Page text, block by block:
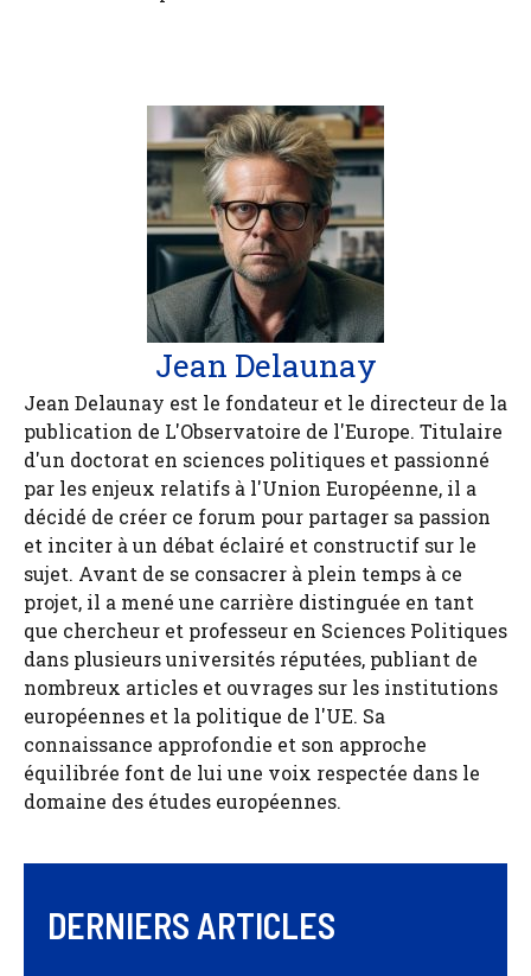
Jean Delaunay
Jean Delaunay est le fondateur et le directeur de la
publication de L'Observatoire de l'Europe. Titulaire
d'un doctorat en sciences politiques et passionné
par les enjeux relatifs à l'Union Européenne, il a
décidé de créer ce forum pour partager sa passion
et inciter à un débat éclairé et constructif sur le
sujet. Avant de se consacrer à plein temps à ce
projet, il a mené une carrière distinguée en tant
que chercheur et professeur en Sciences Politiques
dans plusieurs universités réputées, publiant de
nombreux articles et ouvrages sur les institutions
européennes et la politique de l'UE. Sa
connaissance approfondie et son approche
équilibrée font de lui une voix respectée dans le
domaine des études européennes.
DERNIERS ARTICLES